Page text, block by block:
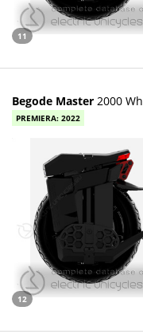
11
Begode Master 2000 Wh
PREMIERA: 2022
12